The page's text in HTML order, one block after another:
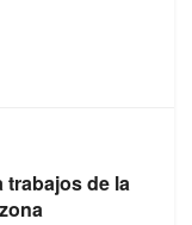
trabajos de la